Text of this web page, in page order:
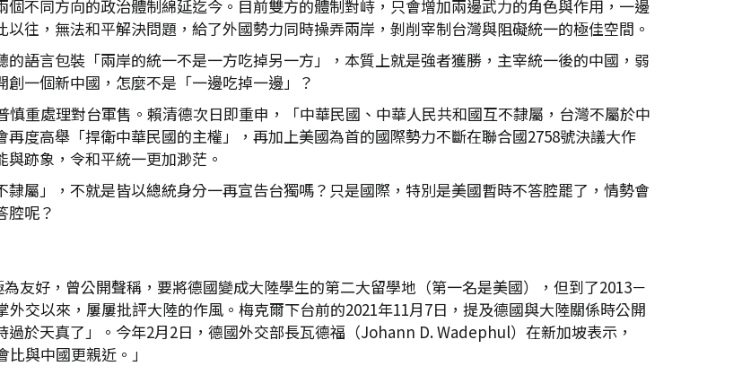
不同方向的政治體制綿延迄今。目前雙方的體制對峙，只會增加兩邊武力的角色與作用，一邊
往，無法和平解決問題，給了外國勢力同時操弄兩岸，剝削宰制台灣與阻礙統一的極佳空間。
語言包裝「兩岸的統一不是一方吃掉另一方」，本質上就是強者獲勝，主宰統一後的中國，弱
一個新中國，怎麼不是「一邊吃掉一邊」？
重處理對台軍售。賴清德次日即重申，「中華民國、中華人民共和國互不隸屬，台灣不屬於中
度高舉「捍衛中華民國的主權」，再加上美國為首的國際勢力不斷在聯合國2758號決議大作
跡象，令和平統一更加渺茫。
屬」，不就是皆以總統身分一再宣告台獨嗎？只是國際，特別是美國暫時不答腔罷了，情勢會
腔呢？
友好，曾公開聲稱，要將德國變成大陸學生的第二大留學地（第一名是美國），但到了2013－
交以來，屢屢批評大陸的作風。梅克爾下台前的2021年11月7日，提及德國與大陸關係時公開
於天真了」。今年2月2日，德國外交部長瓦德福（Johann D. Wadephul）在新加坡表示，
與中國更親近。」